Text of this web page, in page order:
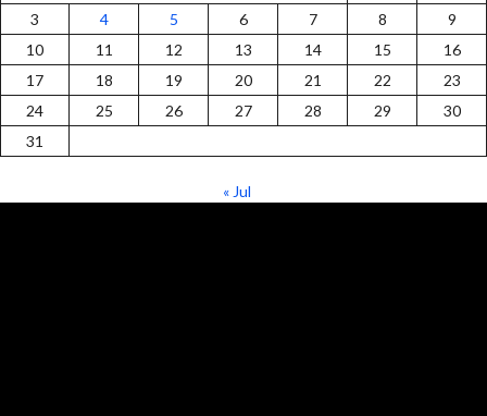
3
4 5 6 7 8
9
10
11 12 13 14 15
16
17
18 19 20 21 22
23
24
25 26 27 28 29
30
31
« Jul